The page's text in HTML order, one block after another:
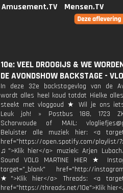
Amusement.TV
Mensen.TV
10e: VEEL DROOGIJS & WE
DE AVONDSHOW BACKSTAGE -
In deze 32e backstagevlog van de
wordt alles heel koud totdat Hielke
steekt met vloggoud ★ Wil je ons
Leuk joh! » Postbus 188, 1723
Scharwoude of MAIL:
Beluister alle muziek hier: <a
href="https://open.spotify.com/playlist/
♫">Klik hier</a> muziek: Arjen
Sound VOLG MARTINE HIER ★
target="_blank" href="http://
★">Klik hier</a> Threads: <a
href="https://threads.net/10e">Klik